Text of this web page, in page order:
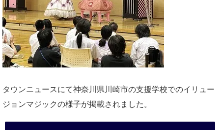
タウンニュースにて神奈川県川崎市の支援学校でのイリュー
ジョンマジックの様子が掲載されました。